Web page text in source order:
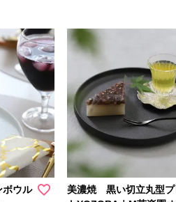
ウル
美濃焼 黒い切立丸型プ